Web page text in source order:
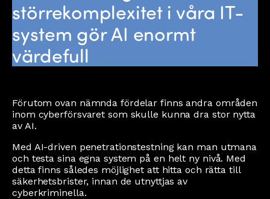
störrekomplexitet i våra IT-
system gör AI enormt
värdefull
Förutom ovan nämnda fördelar finns andra områden
inom cyberförsvaret som skulle kunna dra stor nytta
av AI.
Med AI-driven penetrationstestning kan man utmana
och testa sina egna system på en helt ny nivå. Med
detta finns således möjlighet att hitta och rätta till
säkerhetsbrister, innan de utnyttjas av
cyberkriminella.